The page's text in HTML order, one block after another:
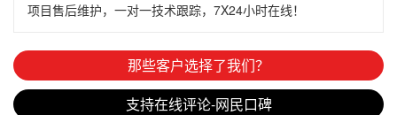
项目售后维护，一对一技术跟踪，7X24小时在线！
那些客户选择了我们？
支持在线评论-网民口碑